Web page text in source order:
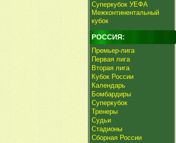
Суперкубок УЕФА
Межконтинентальный
кубок
РОССИЯ:
Премьер-лига
Первая лига
Вторая лига
Кубок России
Календарь
Бомбардиры
Суперкубок
Тренеры
Судьи
Стадионы
Сборная России